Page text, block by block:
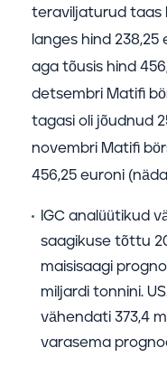
teraviljaturud taas
langes hind 238,25
aga tõusis hind
detsembri Matifi
tagasi oli jõudnud
novembri Matifi
456,25 euroni
IGC analüütikud
saagikuse tõttu
maisisaagi
miljardi tonnini.
vähendati 373,4
varasema